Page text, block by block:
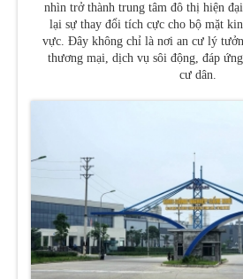
nhìn trở thành trung tâm đô thị hiện
lại sự thay đổi tích cực cho bộ mặt
vực. Đây không chỉ là nơi an cư lý
thương mại, dịch vụ sôi động, đáp
cư dân.